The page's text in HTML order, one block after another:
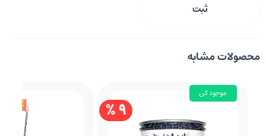
ثبت
محصولات مشابه
9 %
موجود کن